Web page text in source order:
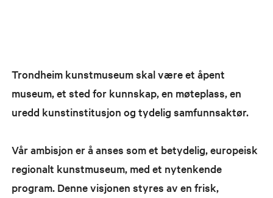
Trondheim kunstmuseum skal være et åpent
museum, et sted for kunnskap, en møteplass, en
uredd kunstinstitusjon og tydelig samfunnsaktør.
Vår ambisjon er å anses som et betydelig, europeisk
regionalt kunstmuseum, med et nytenkende
program. Denne visjonen styres av en frisk,